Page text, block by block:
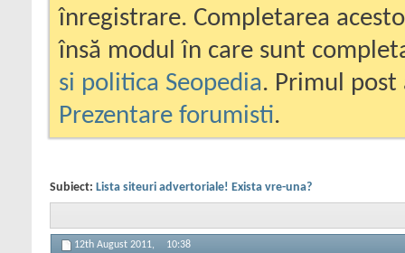
înregistrare. Completarea
însă modul în care sunt
si politica Seopedia. Primul
Prezentare forumisti.
Subiect: Lista siteuri advertoriale! Exista vre-una?
12th August 2011, 10:38